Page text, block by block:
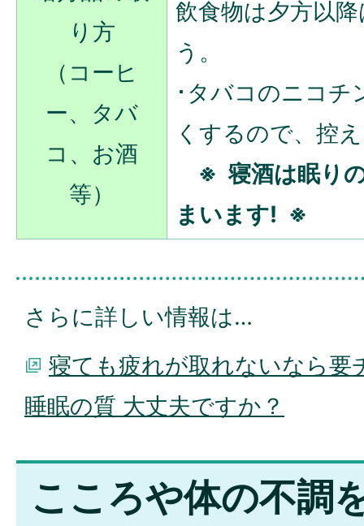
り方
（コーヒ
ー、タバ
コ、お酒
等）
飲食物は夕方以
う。
･タバコのニコチ
くするので、控
※ 寝酒は眠り
まいます! ※
さらに詳しい情報は…
寝ても疲れが取れないなら要
睡眠の質 大丈夫ですか？
こころや体の不調